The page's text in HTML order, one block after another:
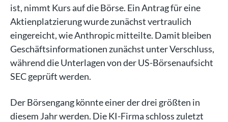
ist, nimmt Kurs auf die Börse. Ein Antrag für eine
Aktienplatzierung wurde zunächst vertraulich
eingereicht, wie Anthropic mitteilte. Damit bleiben
Geschäftsinformationen zunächst unter Verschluss,
während die Unterlagen von der US-Börsenaufsicht
SEC geprüft werden.
Der Börsengang könnte einer der drei größten in
diesem Jahr werden. Die KI-Firma schloss zuletzt